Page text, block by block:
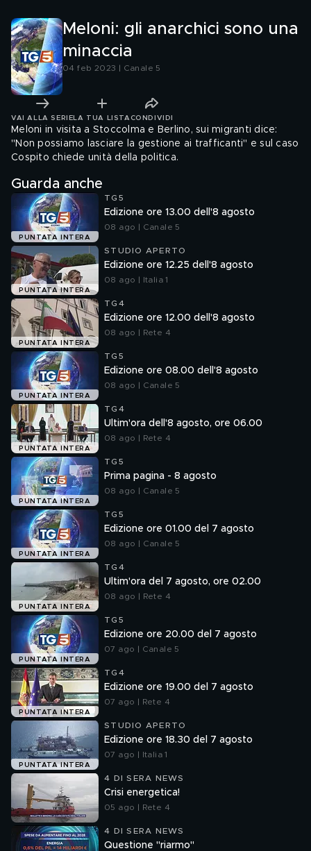
Meloni: gli anarchici sono una
minaccia
04 feb 2023 | Canale 5
VAI ALLA SERIE LA TUA LISTA CONDIVIDI
Meloni in visita a Stoccolma e Berlino, sui migranti dice:
"Non possiamo lasciare la gestione ai trafficanti" e sul caso
Cospito chiede unità della politica.
Guarda anche
PUNTATA INTERA
TG5
Edizione ore 13.00 dell'8 agosto
08 ago | Canale 5
PUNTATA INTERA
STUDIO APERTO
Edizione ore 12.25 dell'8 agosto
08 ago | Italia 1
PUNTATA INTERA
TG4
Edizione ore 12.00 dell'8 agosto
08 ago | Rete 4
PUNTATA INTERA
TG5
Edizione ore 08.00 dell'8 agosto
08 ago | Canale 5
PUNTATA INTERA
TG4
Ultim'ora dell'8 agosto, ore 06.00
08 ago | Rete 4
PUNTATA INTERA
TG5
Prima pagina - 8 agosto
08 ago | Canale 5
PUNTATA INTERA
TG5
Edizione ore 01.00 del 7 agosto
08 ago | Canale 5
PUNTATA INTERA
TG4
Ultim'ora del 7 agosto, ore 02.00
08 ago | Rete 4
PUNTATA INTERA
TG5
Edizione ore 20.00 del 7 agosto
07 ago | Canale 5
PUNTATA INTERA
TG4
Edizione ore 19.00 del 7 agosto
07 ago | Rete 4
PUNTATA INTERA
STUDIO APERTO
Edizione ore 18.30 del 7 agosto
07 ago | Italia 1
4 DI SERA NEWS
Crisi energetica!
05 ago | Rete 4
4 DI SERA NEWS
Questione "riarmo"